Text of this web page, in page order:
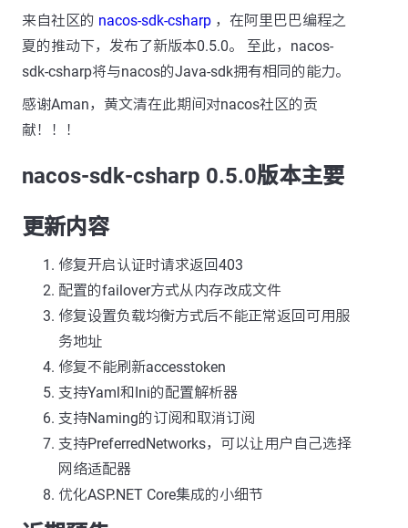
来自社区的 nacos-sdk-csharp ，在阿里巴巴编程之
夏的推动下，发布了新版本0.5.0。 至此，nacos-
sdk-csharp将与nacos的Java-sdk拥有相同的能力。
感谢Aman，黄文清在此期间对nacos社区的贡
献！！！
nacos-sdk-csharp 0.5.0版本主要
更新内容
修复开启认证时请求返回403
配置的failover方式从内存改成文件
修复设置负载均衡方式后不能正常返回可用服
务地址
修复不能刷新accesstoken
支持Yaml和Ini的配置解析器
支持Naming的订阅和取消订阅
支持PreferredNetworks，可以让用户自己选择
网络适配器
优化ASP.NET Core集成的小细节